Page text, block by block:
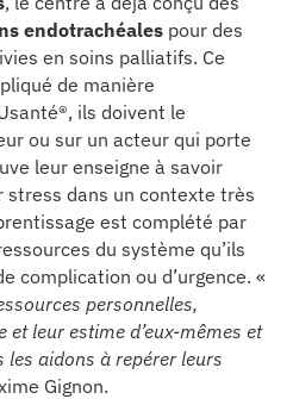
endotrachéales pour des
en soins palliatifs. Ce
de manière
ils doivent le
ou sur un acteur qui porte
leur enseigne à savoir
dans un contexte très
est complété par
du système qu’ils
complication ou d’urgence. «
personnelles,
leur estime d’eux-mêmes et
les aidons à repérer leurs
Gignon.